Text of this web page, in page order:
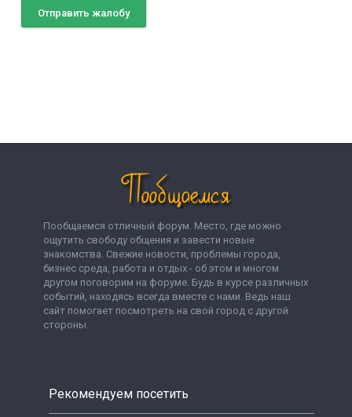
Отправить жалобу
Пообщаемся отличный форум. Место, где можно
ощутить свободу общения и завести новые
знакомства. Свежие новости, проблемы города,
бизнес среда, работа и отдых - об этом и многом
другом поговорим на форуме. Будь в курсе различных
событий, находясь всегда вместе с нами. Ведь наш
сайт помогает посмотреть на свой город с другой
стороны.
Рекомендуем посетить